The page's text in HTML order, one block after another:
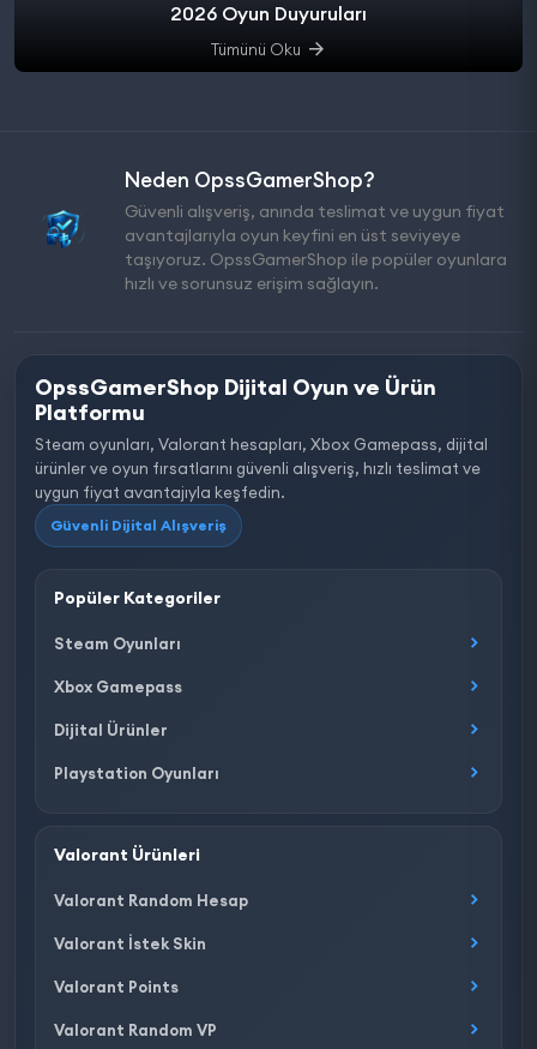
2026 Oyun Duyuruları
Tümünü Oku
Neden OpssGamerShop?
Güvenli alışveriş, anında teslimat ve uygun fiyat
avantajlarıyla oyun keyfini en üst seviyeye
taşıyoruz. OpssGamerShop ile popüler oyunlara
hızlı ve sorunsuz erişim sağlayın.
OpssGamerShop Dijital Oyun ve Ürün
Platformu
Steam oyunları, Valorant hesapları, Xbox Gamepass, dijital
ürünler ve oyun fırsatlarını güvenli alışveriş, hızlı teslimat ve
uygun fiyat avantajıyla keşfedin.
Güvenli Dijital Alışveriş
Popüler Kategoriler
Steam Oyunları
Xbox Gamepass
Dijital Ürünler
Playstation Oyunları
Valorant Ürünleri
Valorant Random Hesap
Valorant İstek Skin
Valorant Points
Valorant Random VP